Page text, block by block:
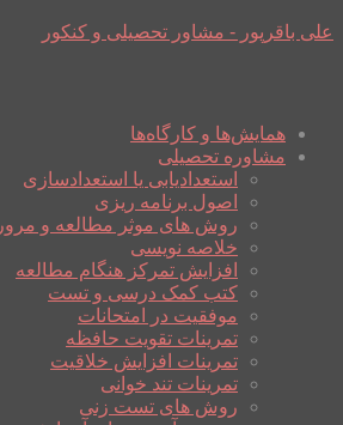
علی باقرپور - مشاور تحصیلی و کنکور
همایش‌ها و کارگاه‌ها
مشاوره تحصیلی
استعدادیابی یا استعدادسازی
اصول برنامه ریزی
روش های موثر مطالعه و مرور
خلاصه نویسی
افزایش تمرکز هنگام مطالعه
کتب کمک درسی و تست
موفقیت در امتحانات
تمرینات تقویت حافظه
تمرینات افزایش خلاقیت
تمرینات تند خوانی
روش های تست زنی